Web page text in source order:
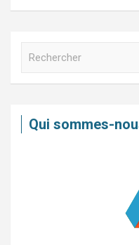
c
Qui sommes-